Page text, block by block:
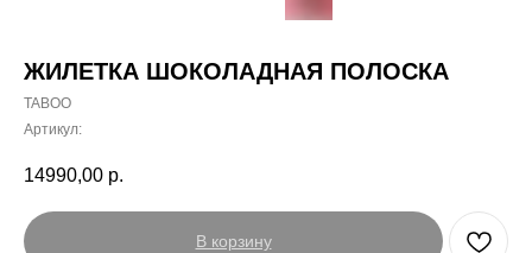
ЖИЛЕТКА ШОКОЛАДНАЯ ПОЛОСКА
TABOO
Артикул:
14990,00 р.
В корзину